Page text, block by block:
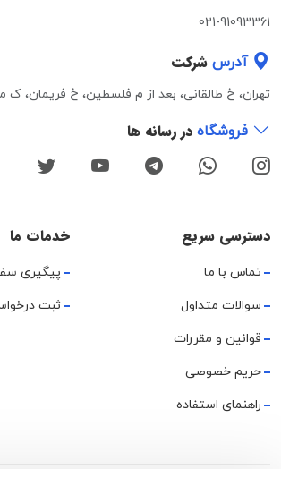
021-91093361
آدرس شرکت
تهران، خ طالقانی، بعد از م فلسطین، خ فریمان، ک ملک، پ
فروشگاه در رسانه ها
دسترسی سریع
تماس با ما
سوالات متداول
قوانین و مقررات
حریم خصوصی
راهنمای استفاده
خدمات ما
پیگیری
ثبت